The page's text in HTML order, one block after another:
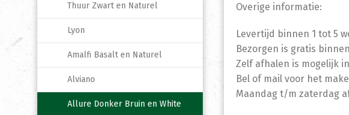
Overige informatie:
Levertijd binnen 1 tot 5
Bezorgen is gratis
Zelf afhalen is mogelijk
Bel of mail voor het
Maandag t/m zaterdag
Thuur Zwart en Naturel
Lyon
Amalfi Basalt en Naturel
Alviano
Allure Donker Bruin en White